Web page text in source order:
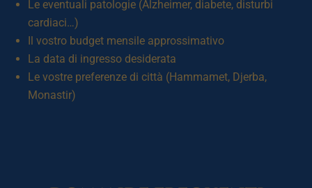
Le eventuali patologie (Alzheimer, diabete, disturbi
cardiaci…)
Il vostro budget mensile approssimativo
La data di ingresso desiderata
Le vostre preferenze di città (Hammamet, Djerba,
Monastir)